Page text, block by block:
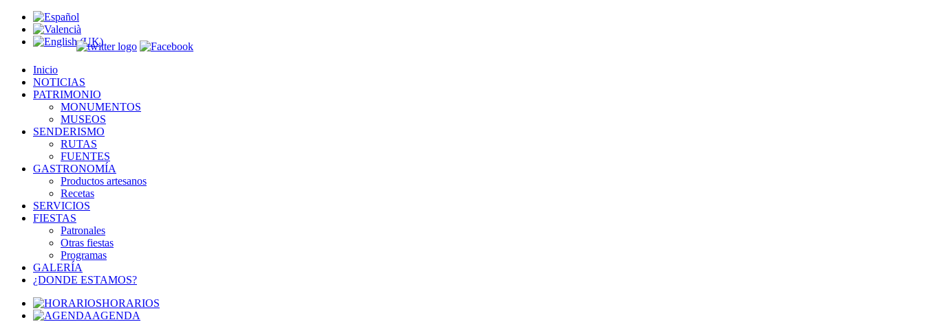
Inicio
NOTICIAS
PATRIMONIO
MONUMENTOS
MUSEOS
SENDERISMO
RUTAS
FUENTES
GASTRONOMÍA
Productos artesanos
Recetas
SERVICIOS
FIESTAS
Patronales
Otras fiestas
Programas
GALERÍA
¿DONDE ESTAMOS?
HORARIOS
AGENDA